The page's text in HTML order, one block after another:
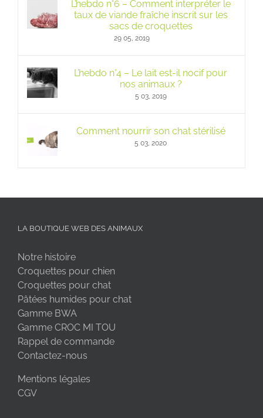
L’hebdo n°6 – Comment interpréter le
taux de viande fraîche inscrit sur les
sacs de croquettes
29 05, 2019
L’hebdo n°4 – Le lait est-il nocif pour
nos animaux ?
5 03, 2019
Comment nourrir son chat stérilisé
5 03, 2020
LA BOUTIQUE WEB DES ANIMAUX
Notre histoire
Croquettes pour chien
Croquettes pour chat
Pâtées humides pour chat
Gamme BWA
Gamme CROC MI TOU
Rappel de commande
Contactez-nous
Mentions légales
CGV